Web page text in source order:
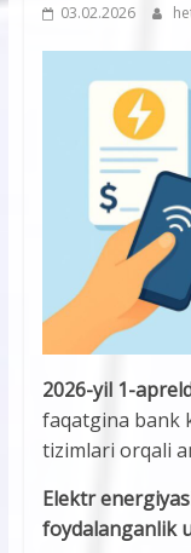
03.02.2026
2026-yil 1-
faqatgina bank
tizimlari orqali
Elektr
foydalanganlik